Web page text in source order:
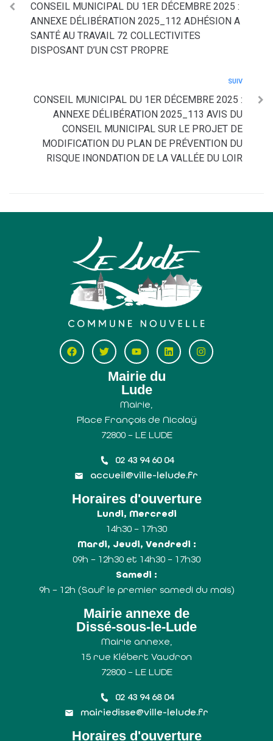
CONSEIL MUNICIPAL DU 1ER DÉCEMBRE 2025 :
ANNEXE DÉLIBÉRATION 2025_112 ADHÉSION A
SANTÉ AU TRAVAIL 72 COLLECTIVITES
DISPOSANT D’UN CST PROPRE
SUIV
CONSEIL MUNICIPAL DU 1ER DÉCEMBRE 2025 :
ANNEXE DÉLIBÉRATION 2025_113 AVIS DU
CONSEIL MUNICIPAL SUR LE PROJET DE
MODIFICATION DU PLAN DE PRÉVENTION DU
RISQUE INONDATION DE LA VALLÉE DU LOIR
Mairie du
Lude
Mairie,
Place François de Nicolaÿ
72800 – LE LUDE
02 43 94 60 04
accueil@ville-lelude.fr
Horaires d'ouverture
Lundi, Mercredi
14h30 – 17h30
Mardi, Jeudi, Vendredi :
09h – 12h30 et 14h30 – 17h30
Samedi :
9h – 12h (Sauf le premier samedi du mois)
Mairie annexe de
Dissé-sous-le-Lude
Mairie annexe,
15 rue Klébert Vaudron
72800 – LE LUDE
02 43 94 68 04
mairiedisse@ville-lelude.fr
Horaires d'ouverture